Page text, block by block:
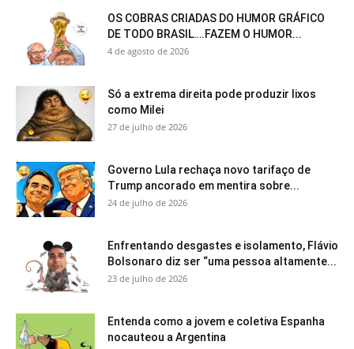
OS COBRAS CRIADAS DO HUMOR GRÁFICO
DE TODO BRASIL….FAZEM O HUMOR...
4 de agosto de 2026
Só a extrema direita pode produzir lixos
como Milei
27 de julho de 2026
Governo Lula rechaça novo tarifaço de
Trump ancorado em mentira sobre...
24 de julho de 2026
Enfrentando desgastes e isolamento, Flávio
Bolsonaro diz ser “uma pessoa altamente...
23 de julho de 2026
Entenda como a jovem e coletiva Espanha
nocauteou a Argentina